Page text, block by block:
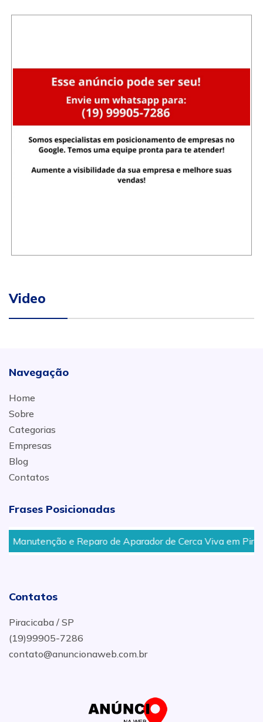
Video
Navegação
Home
Sobre
Categorias
Empresas
Blog
Contatos
Frases Posicionadas
e Reparo de Aparador de Cerca Viva em
Contatos
Piracicaba / SP
(19)99905-7286
contato@anuncionaweb.com.br